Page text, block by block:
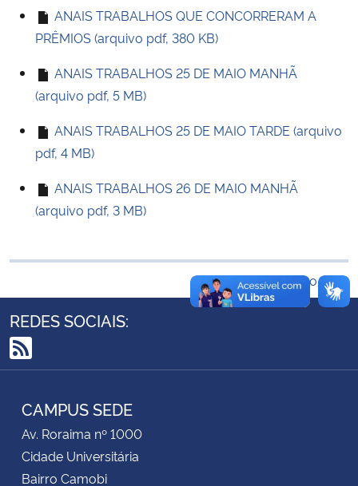
Ministério de Minas e Energia
Ministério do Meio Ambiente
Ministério do Turismo
Ministério do Desenvolvimento Regional
Ministério da Mulher, da Família e dos Direitos Humanos
Secretaria-Geral
Secretaria de Governo
Gabinete de Segurança Institucional
ANAIS TRABALHOS QUE CONCORRERAM A
PRÊMIOS (arquivo pdf, 380 KB)
ANAIS TRABALHOS 25 DE MAIO MANHÃ
(arquivo pdf, 5 MB)
ANAIS TRABALHOS 25 DE MAIO TARDE (arquivo
pdf, 4 MB)
ANAIS TRABALHOS 26 DE MAIO MANHÃ
(arquivo pdf, 3 MB)
Voltar ao topo
REDES SOCIAIS:
RSS
CAMPUS SEDE
Av. Roraima nº 1000
Cidade Universitária
Bairro Camobi